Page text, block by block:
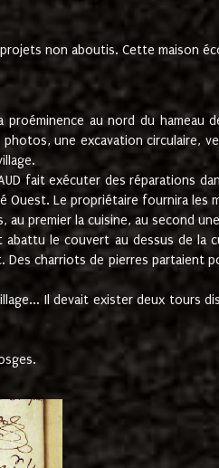
non aboutis. Cette maison
au nord du hameau
une excavation circulaire,
fait exécuter des réparations
Ouest. Le propriétaire fournira les
premier la cuisine, au second
le couvert au dessus de la
charriots de pierres partaient
Il devait exister deux tours